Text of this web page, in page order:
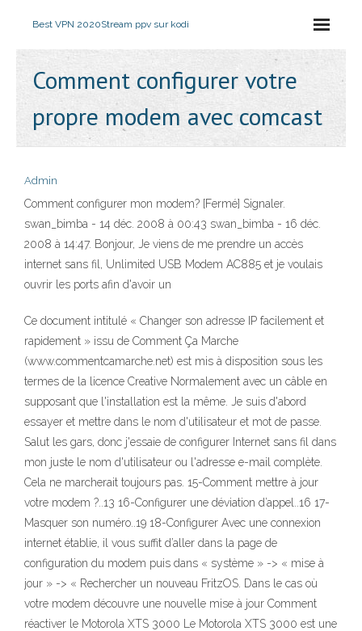
Best VPN 2020Stream ppv sur kodi
Comment configurer votre
propre modem avec comcast
Admin
Comment configurer mon modem? [Fermé] Signaler.
swan_bimba - 14 déc. 2008 à 00:43 swan_bimba - 16 déc.
2008 à 14:47. Bonjour, Je viens de me prendre un accès
internet sans fil, Unlimited USB Modem AC885 et je voulais
ouvrir les ports afin d'avoir un
Ce document intitulé « Changer son adresse IP facilement et
rapidement » issu de Comment Ça Marche
(www.commentcamarche.net) est mis à disposition sous les
termes de la licence Creative Normalement avec un câble en
supposant que l'installation est la même. Je suis d'abord
essayer et mettre dans le nom d'utilisateur et mot de passe.
Salut les gars, donc j'essaie de configurer Internet sans fil dans
mon juste le nom d'utilisateur ou l'adresse e-mail complète.
Cela ne marcherait toujours pas. 15-Comment mettre à jour
votre modem ?..13 16-Configurer une déviation d’appel..16 17-
Masquer son numéro..19 18-Configurer Avec une connexion
internet établie, il vous suffit d’aller dans la page de
configuration du modem puis dans « système » -> « mise à
jour » -> « Rechercher un nouveau FritzOS. Dans le cas où
votre modem découvre une nouvelle mise à jour Comment
réactiver le Motorola XTS 3000 Le Motorola XTS 3000 est une